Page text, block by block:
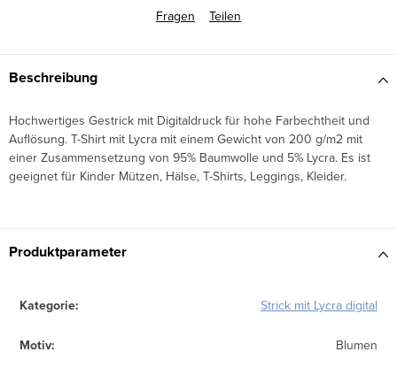
Fragen
Teilen
Beschreibung
Hochwertiges Gestrick mit Digitaldruck für hohe Farbechtheit und
Auflösung. T-Shirt mit Lycra mit einem Gewicht von 200 g/m2 mit
einer Zusammensetzung von 95% Baumwolle und 5% Lycra. Es ist
geeignet für Kinder Mützen, Hälse, T-Shirts, Leggings, Kleider.
Produktparameter
Kategorie: Strick mit Lycra digital
Motiv: Blumen